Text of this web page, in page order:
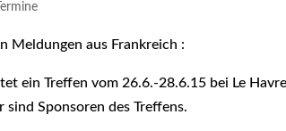
Termine
Meldungen aus Frankreich :
ein Treffen vom 26.6.-28.6.15 bei Le
Sponsoren des Treffens.